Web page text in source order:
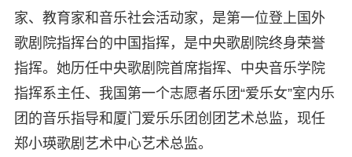
家、教育家和音乐社会活动家，是第一位登上国外
歌剧院指挥台的中国指挥，是中央歌剧院终身荣誉
指挥。她历任中央歌剧院首席指挥、中央音乐学院
指挥系主任、我国第一个志愿者乐团“爱乐女”室内乐
团的音乐指导和厦门爱乐乐团创团艺术总监，现任
郑小瑛歌剧艺术中心艺术总监。